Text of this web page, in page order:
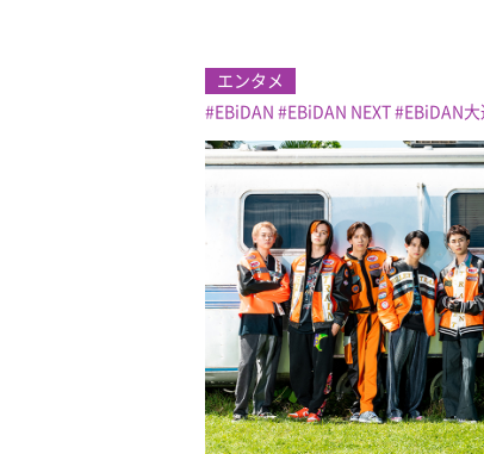
エンタメ
EBiDAN
EBiDAN NEXT EBiDAN